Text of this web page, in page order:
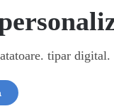
tipar digital.